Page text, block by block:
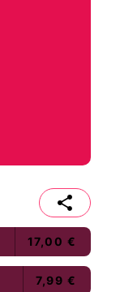
17,00 €
7,99 €